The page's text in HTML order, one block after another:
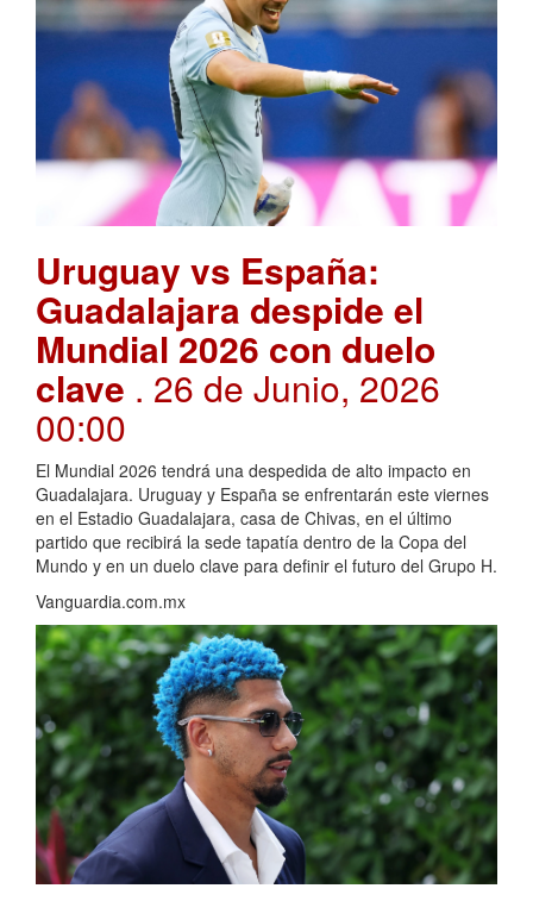
Uruguay vs España:
Guadalajara despide el
Mundial 2026 con duelo
clave . 26 de Junio, 2026
00:00
El Mundial 2026 tendrá una despedida de alto impacto en
Guadalajara. Uruguay y España se enfrentarán este viernes
en el Estadio Guadalajara, casa de Chivas, en el último
partido que recibirá la sede tapatía dentro de la Copa del
Mundo y en un duelo clave para definir el futuro del Grupo H.
Vanguardia.com.mx